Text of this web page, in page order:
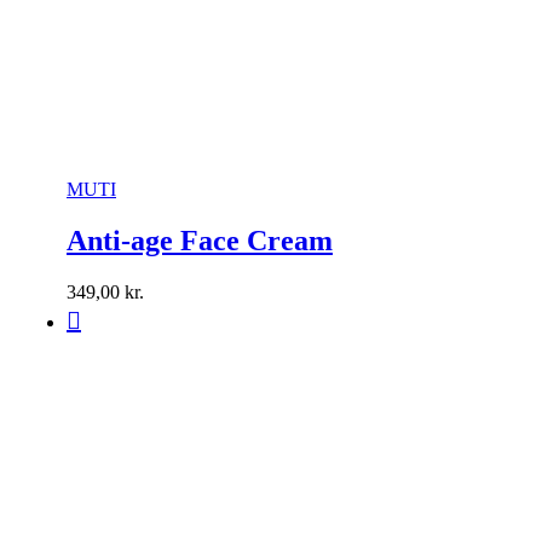
MUTI
Anti-age Face Cream
349,00 kr.